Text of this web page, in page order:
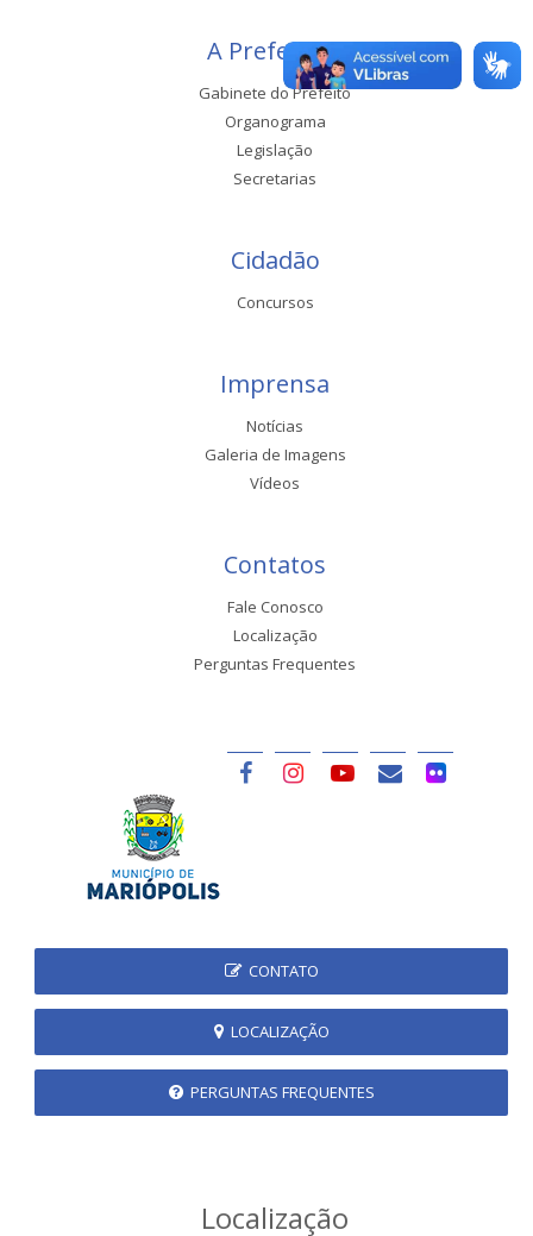
A Prefeitura
Gabinete do Prefeito
Organograma
Legislação
Secretarias
Cidadão
Concursos
Imprensa
Notícias
Galeria de Imagens
Vídeos
Contatos
Fale Conosco
Localização
Perguntas Frequentes
CONTATO
LOCALIZAÇÃO
PERGUNTAS FREQUENTES
Localização